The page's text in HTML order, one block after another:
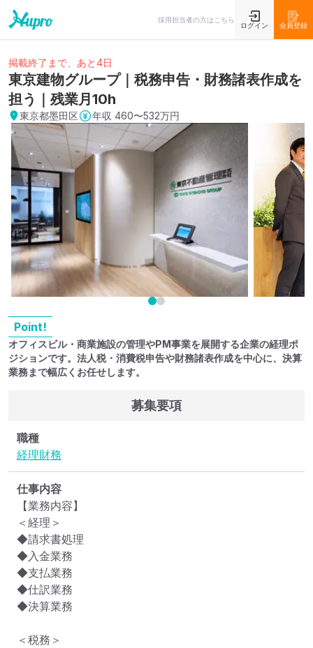
採用担当者の方はこちら
ログイン 会員登録
掲載終了まで、あと4日
東京建物グループ｜税務申告・財務諸表作成を
担う｜残業月10h
東京都墨田区 年収 460〜532万円
Point!
オフィスビル・商業施設の管理やPM事業を展開する企業の経理ポ
ジションです。法人税・消費税申告や財務諸表作成を中心に、決算
業務まで幅広くお任せします。
募集要項
職種
経理財務
仕事内容
【業務内容】
＜経理＞
◆請求書処理
◆入金業務
◆支払業務
◆仕訳業務
◆決算業務
＜税務＞